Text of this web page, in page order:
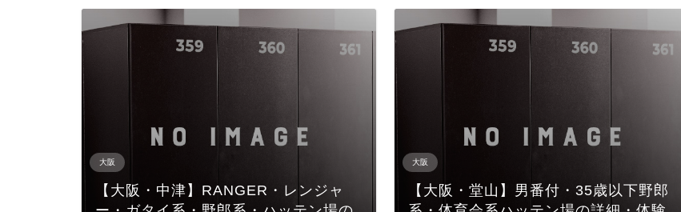
大阪
【大阪・中津】RANGER・レンジャ
大阪
【大阪・堂山】男番付・35歳以下野郎